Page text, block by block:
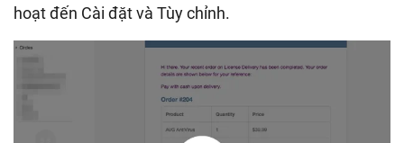
hoạt đến Cài đặt và Tùy chỉnh.